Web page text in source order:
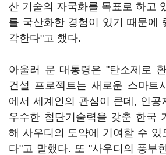
산 기술의 자국화를 목표로 하고
를 국산화한 경험이 있기 때문에
각한다"고 했다.
아울러 문 대통령은 "탄소제로
건설 프로젝트는 새로운 스마트
에서 세계인의 관심이 큰데, 인공
우수한 첨단기술력을 갖춘 한국
해 사우디의 도약에 기여할 수 있
다"고 말했다. 또 "사우디의 풍부